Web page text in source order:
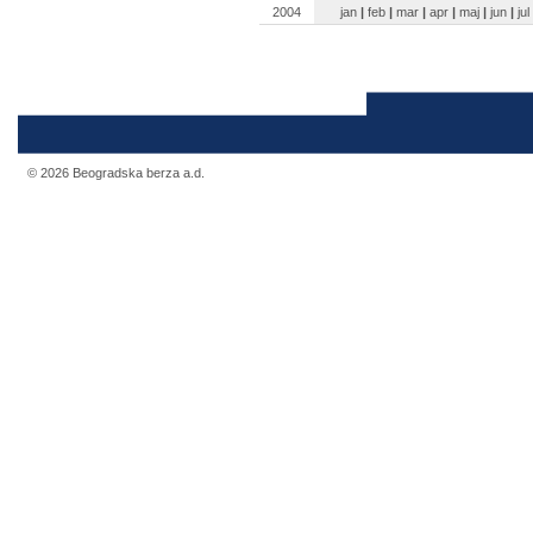
2004 jan | feb | mar | apr | maj | jun | jul
© 2026 Beogradska berza a.d.